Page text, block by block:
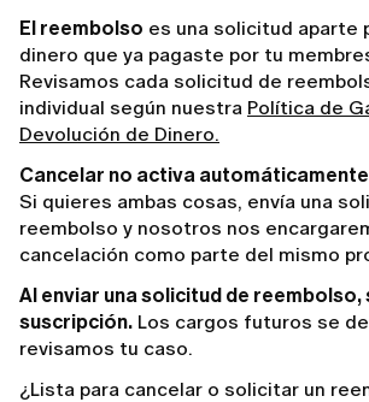
El reembolso es una solicitud aparte
dinero que ya pagaste por tu
Revisamos cada solicitud de
individual según nuestra Política de
Devolución de Dinero.
Cancelar no activa
Si quieres ambas cosas, envía una
reembolso y nosotros nos
cancelación como parte del mismo
Al enviar una solicitud de reembolso,
suscripción. Los cargos futuros se
revisamos tu caso.
¿Lista para cancelar o solicitar un